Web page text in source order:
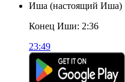
Иша (настоящий Иша)
Конец Иши: 2:36
23:49